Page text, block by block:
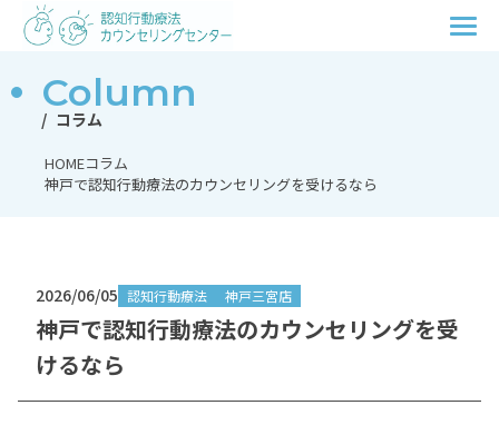
Column
コラム
HOMEコラム
神戸で認知行動療法のカウンセリングを受けるなら
2026/06/05 認知行動療法 神戸三宮店
神戸で認知行動療法のカウンセリングを受
けるなら